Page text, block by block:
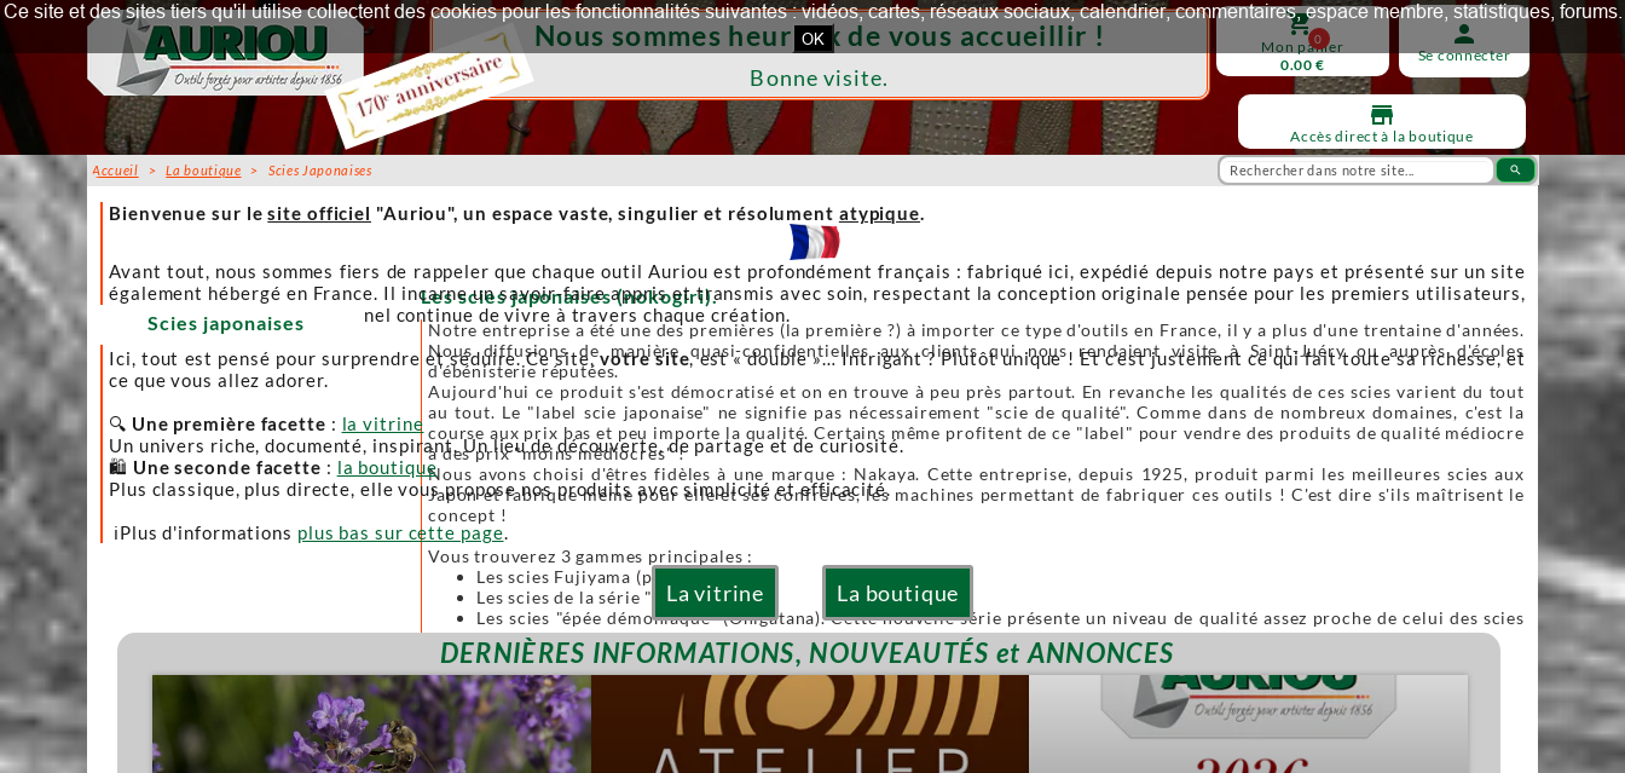
search
person
Se connecter
shopping_cart
0
Mon panier
0.00 €
La vitrine La boutique
Accueil >La boutique > Scies Japonaises
Les scies japonaises (nokogiri).
Notre entreprise a été une des premières (la première ?) à importer ce type d'outils en France, il y a plus d'une trentaine d'années.
Nous diffusions de manière quasi-confidentielles aux clients qui nous rendaient visite à Saint-Juéry ou auprès d'écoles
d'ébénisterie réputées.
Aujourd'hui ce produit s'est démocratisé et on en trouve à peu près partout. En revanche les qualités de ces scies varient du tout
au tout. Le "label scie japonaise" ne signifie pas nécessairement "scie de qualité". Comme dans de nombreux domaines, c'est la
course aux prix bas et peu importe la qualité. Certains même profitent de ce "label" pour vendre des produits de qualité médiocre
à des prix "moins médiocres" !
Nous avons choisi d'êtres fidèles à une marque : Nakaya. Cette entreprise, depuis 1925, produit parmi les meilleures scies aux
Japon et fabrique même pour elle et ses confrères, les machines permettant de fabriquer ces outils ! C'est dire s'ils maîtrisent le
concept !
Vous trouverez 3 gammes principales :
Les scies Fujiyama (pliables)
Les scies de la série "Or" (Gold)
Les scies "épée démoniaque" (Onigatana). Cette nouvelle série présente un niveau de qualité assez proche de celui des scies
forgées à la main tout en conservant l'avantage d'une lame interchangeable.
Toutes ces scies sont à lames interchangeables.
Nous vous proposons aussi quelques produits spécifiques :
Mawashibiki : l'équivalent japonais de nos scies à guichet.
Kughikii : parfaite pour araser les tenons.
Scies japonaises
Nous sommes heureux de vous accueillir !
Bonne visite.
store
Accès direct à la boutique
Accueil
Bienvenue sur lesite officiel "Auriou", un espace vaste, singulier et résolument atypique.
Avant tout, nous sommes fiers de rappeler que chaque outil Auriou est profondément français : fabriqué ici, expédié depuis notre pays et présenté sur un site
également hébergé en France. Il incarne un savoir-faire appris et transmis avec soin, respectant la conception originale pensée pour les premiers utilisateurs,
afin que l’artisanat traditionnel continue de vivre à travers chaque création.
Ici, tout est pensé pour surprendre et séduire. Ce site,votre site, est « double »… Intrigant ? Plutôt unique ! Et c’est justement ce qui fait toute sa richesse, et
ce que vous allez adorer.
🔍 Une première facette : la vitrine
Un univers riche, documenté, inspirant. Un lieu de découverte, de partage et de curiosité.
🛍️ Une seconde facette : la boutique
Plus classique, plus directe, elle vous propose nos produits avec simplicité et efficacité.
ℹ️Plus d'informations plus bas sur cette page.
DERNIÈRES INFORMATIONS, NOUVEAUTÉS et ANNONCES
Ce site et des sites tiers qu'il utilise collectent des cookies pour les fonctionnalités suivantes : vidéos, cartes, réseaux sociaux, calendrier, commentaires, espace membre, statistiques, forums.
OK